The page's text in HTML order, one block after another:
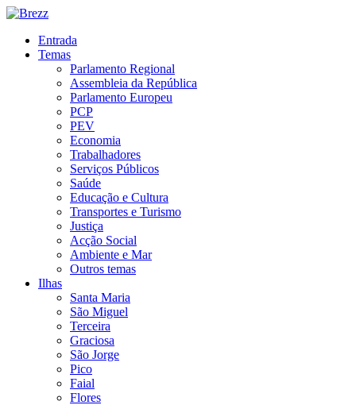
Entrada
Temas
Parlamento Regional
Assembleia da República
Parlamento Europeu
PCP
PEV
Economia
Trabalhadores
Serviços Públicos
Saúde
Educação e Cultura
Transportes e Turismo
Justiça
Acção Social
Ambiente e Mar
Outros temas
Ilhas
Santa Maria
São Miguel
Terceira
Graciosa
São Jorge
Pico
Faial
Flores